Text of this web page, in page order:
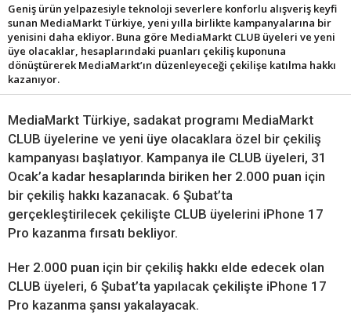
Geniş ürün yelpazesiyle teknoloji severlere konforlu alışveriş keyfi
sunan MediaMarkt Türkiye, yeni yılla birlikte kampanyalarına bir
yenisini daha ekliyor. Buna göre MediaMarkt CLUB üyeleri ve yeni
üye olacaklar, hesaplarındaki puanları çekiliş kuponuna
dönüştürerek MediaMarkt’ın düzenleyeceği çekilişe katılma hakkı
kazanıyor.
MediaMarkt Türkiye, sadakat programı MediaMarkt
CLUB üyelerine ve yeni üye olacaklara özel bir çekiliş
kampanyası başlatıyor. Kampanya ile CLUB üyeleri, 31
Ocak’a kadar hesaplarında biriken her 2.000 puan için
bir çekiliş hakkı kazanacak. 6 Şubat’ta
gerçekleştirilecek çekilişte CLUB üyelerini iPhone 17
Pro kazanma fırsatı bekliyor.
Her 2.000 puan için bir çekiliş hakkı elde edecek olan
CLUB üyeleri, 6 Şubat’ta yapılacak çekilişte iPhone 17
Pro kazanma şansı yakalayacak.